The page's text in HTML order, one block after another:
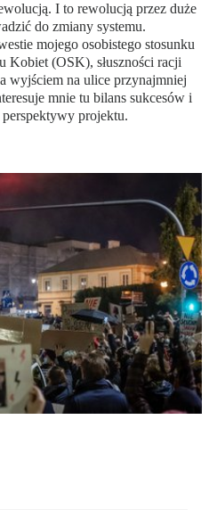
I to rewolucją przez duże
do zmiany systemu.
mojego osobistego stosunku
Kobiet (OSK), słuszności racji
wyjściem na ulice przynajmniej
mnie tu bilans sukcesów i
projektu.